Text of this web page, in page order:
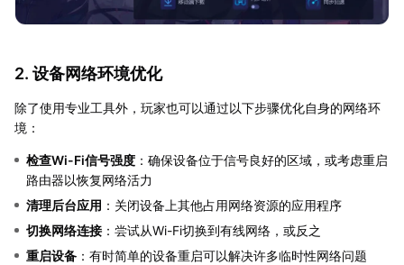
2. 设备网络环境优化
除了使用专业工具外，玩家也可以通过以下步骤优化自身的网络环
境：
检查Wi-Fi信号强度 ：确保设备位于信号良好的区域，或考虑重启
路由器以恢复网络活力
清理后台应用 ：关闭设备上其他占用网络资源的应用程序
切换网络连接 ：尝试从Wi-Fi切换到有线网络，或反之
重启设备 ：有时简单的设备重启可以解决许多临时性网络问题